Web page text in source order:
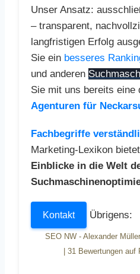
Unser Ansatz:
– transparent,
langfristigen Erfolg
Sie ein besseres
und anderen
Sie mit uns bereits eine
Agenturen für
Fachbegriffe
Marketing-Lexikon
Einblicke in die Welt
Kontakt Übrigens:
SEO NW - Alexander Müller
31 Bewertungen auf